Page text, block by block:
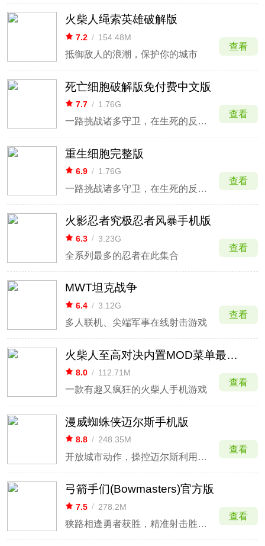
火柴人绳索英雄破解版
7.2 / 154.48M
抵御敌人的浪潮，保护你的城市
查看
死亡细胞破解版免付费中文版
7.7 / 1.76G
一路挑战诸多守卫，在生死的反复轮回中探索
查看
重生细胞完整版
6.9 / 1.76G
一路挑战诸多守卫，在生死的反复轮回中探索
查看
火影忍者究极忍者风暴手机版
6.3 / 3.23G
全系列最多的忍者在此集合
查看
MWT坦克战争
6.4 / 3.12G
多人联机、尖端军事在线射击游戏
查看
火柴人至高对决内置MOD菜单最新版
8.0 / 112.71M
一款有趣又疯狂的火柴人手机游戏
查看
漫威蜘蛛侠迈尔斯手机版
8.8 / 248.35M
开放城市动作，操控迈尔斯利用生物电杀。
查看
弓箭手们(Bowmasters)官方版
7.5 / 278.2M
狭路相逢勇者获胜，精准射击胜负即分
查看